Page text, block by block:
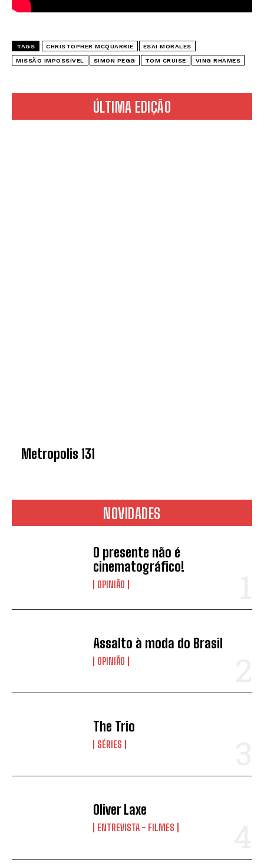
ÚLTIMA EDIÇÃO
Metropolis 131
NOVIDADES
O presente não é
cinematográfico!
OPINIÃO
Assalto à moda do Brasil
OPINIÃO
The Trio
SÉRIES
Oliver Laxe
ENTREVISTA - FILMES
TAGS CHRISTOPHER MCQUARRIE ESAI MORALES
MISSÃO IMPOSSÍVEL SIMON PEGG TOM CRUISE VING RHAMES